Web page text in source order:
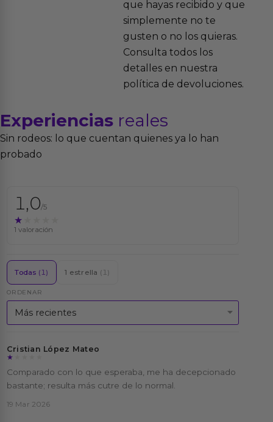
que hayas recibido y que
simplemente no te
gusten o no los quieras.
Consulta todos los
detalles en nuestra
política de devoluciones.
Experiencias reales
Sin rodeos: lo que cuentan quienes ya lo han
probado
1,0/5
★★★★★
★★★★★
1 valoración
Todas (1) 1 estrella (1)
ORDENAR
Cristian López Mateo
★★★★★
★★★★★
Comparado con lo que esperaba, me ha decepcionado
bastante; resulta más cutre de lo normal.
19 Mar 2026